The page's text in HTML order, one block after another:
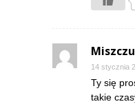
14 stycznia
Ty się
takie